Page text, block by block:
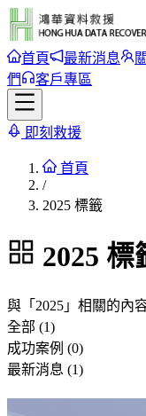
首頁 最新消息
們
客戶專區
即刻救援
首頁
/
2025 標籤
2025 標
與「 2025 」相關的內
全部 (1)
成功案例 (0)
最新消息 (1)